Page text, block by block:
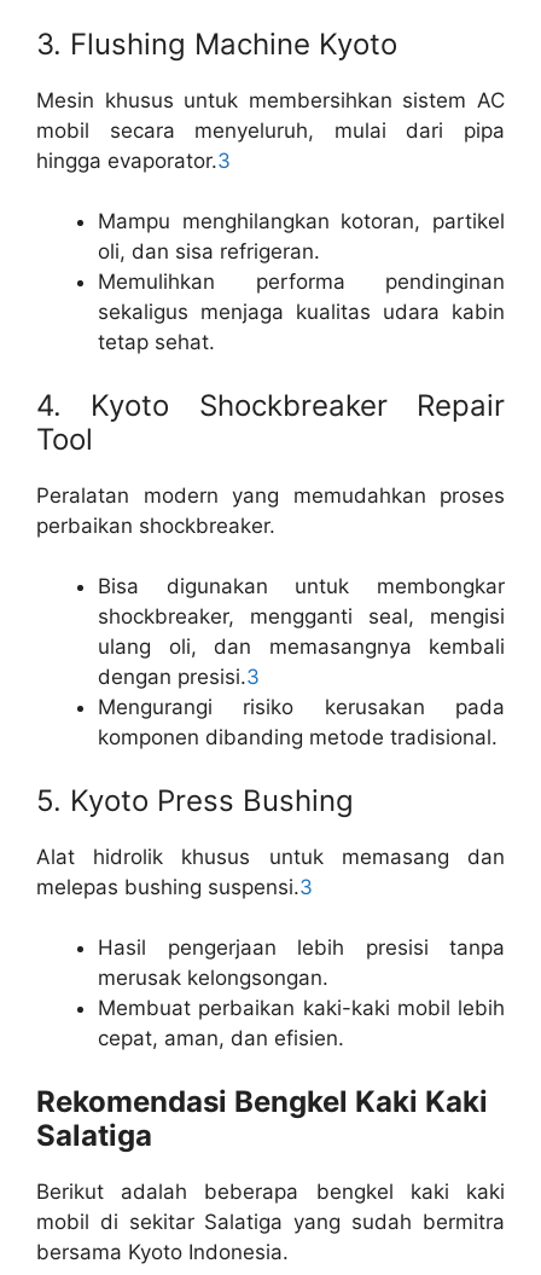
3. Flushing Machine Kyoto
Mesin khusus untuk membersihkan sistem AC
mobil secara menyeluruh, mulai dari pipa
hingga evaporator.3
Mampu menghilangkan kotoran, partikel
oli, dan sisa refrigeran.
Memulihkan performa pendinginan
sekaligus menjaga kualitas udara kabin
tetap sehat.
4. Kyoto Shockbreaker Repair
Tool
Peralatan modern yang memudahkan proses
perbaikan shockbreaker.
Bisa digunakan untuk membongkar
shockbreaker, mengganti seal, mengisi
ulang oli, dan memasangnya kembali
dengan presisi.3
Mengurangi risiko kerusakan pada
komponen dibanding metode tradisional.
5. Kyoto Press Bushing
Alat hidrolik khusus untuk memasang dan
melepas bushing suspensi.3
Hasil pengerjaan lebih presisi tanpa
merusak kelongsongan.
Membuat perbaikan kaki-kaki mobil lebih
cepat, aman, dan efisien.
Rekomendasi Bengkel Kaki Kaki
Salatiga
Berikut adalah beberapa bengkel kaki kaki
mobil di sekitar Salatiga yang sudah bermitra
bersama Kyoto Indonesia.